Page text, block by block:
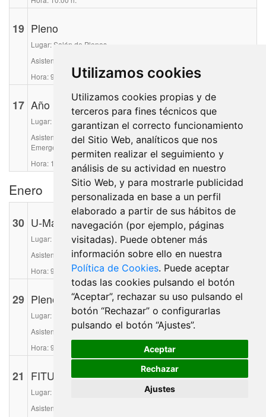
Utilizamos cookies
Utilizamos cookies propias y de
terceros para fines técnicos que
garantizan el correcto funcionamiento
del Sitio Web, analíticos que nos
permiten realizar el seguimiento y
análisis de su actividad en nuestro
Sitio Web, y para mostrarle publicidad
personalizada en base a un perfil
elaborado a partir de sus hábitos de
navegación (por ejemplo, páginas
visitadas). Puede obtener más
información sobre ello en nuestra
Política de Cookies. Puede aceptar
todas las cookies pulsando el botón
“Aceptar”, rechazar su uso pulsando el
botón “Rechazar” o configurarlas
pulsando el botón “Ajustes”.
Aceptar
Rechazar
Ajustes
19 Pleno
Lugar: Salón de Plenos
Asisten: Corporación municipal
Hora: 9:30 h.
17 Año Nuevo Chino
Lugar: Auditorio Joaquín Rodrigo
Asisten: Alcalde, concejal de Cultura y Concejal de Seguridad y
Emergencias
Hora: 17:30 h.
Enero
30 U-Match
Lugar: HUB232
Asisten: alcalde, concejal de Economía, Empleo e Innovación
Hora: 9:30 h.
29 Pleno
Lugar: Salón de Plenos
Asisten: Corporación municipal
Hora: 9:30 h.
21 FITUR Mesa redonda
Lugar: Ifema Madrid
Asisten: Alcalde